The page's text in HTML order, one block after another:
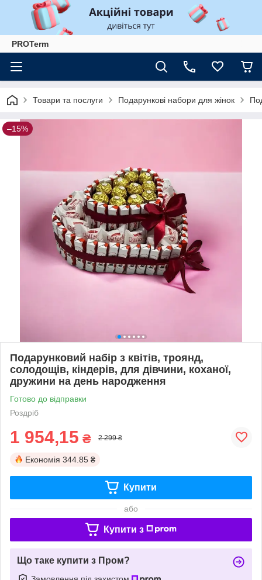
PROTerm
Товари та послуги Подарункові набори для жінок
–15%
Подарунковий набір з квітів, троянд,
солодощів, кіндерів, для дівчини, коханої,
дружини на день народження
Готово до відправки
Роздріб
1 954,15 ₴ 2 299 ₴
Економія 344.85 ₴
Купити
або
Купити з
Що таке купити з Пром?